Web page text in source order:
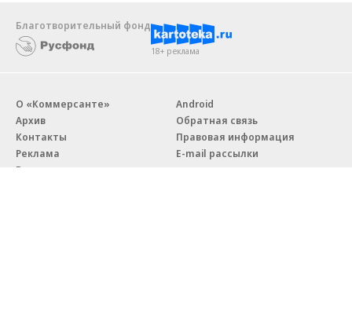
Благотворительный фонд
18+ реклама
О «Коммерсанте»
Архив
Контакты
Реклама
Вакансии
Android
Обратная связь
Правовая информация
E-mail рассылки